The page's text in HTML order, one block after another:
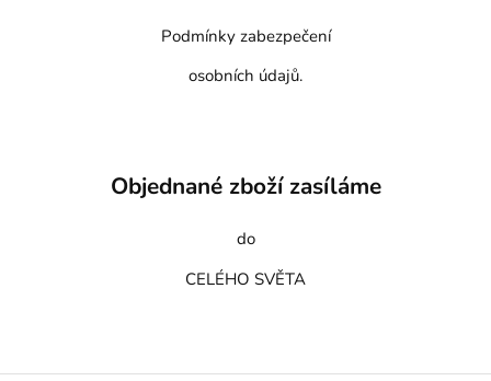
Podmínky zabezpečení
osobních údajů.
Objednané zboží zasíláme
do
CELÉHO SVĚTA